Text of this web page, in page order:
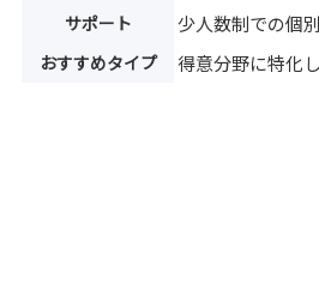
サポート 少人数制での個
おすすめタイプ 得意分野に特化